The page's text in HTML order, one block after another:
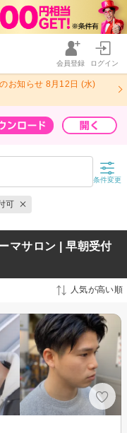
会員登録 ログイン
お知らせ 8月12日 (水)
条件変更
可
マサロン | 早朝受付
人気が高い順